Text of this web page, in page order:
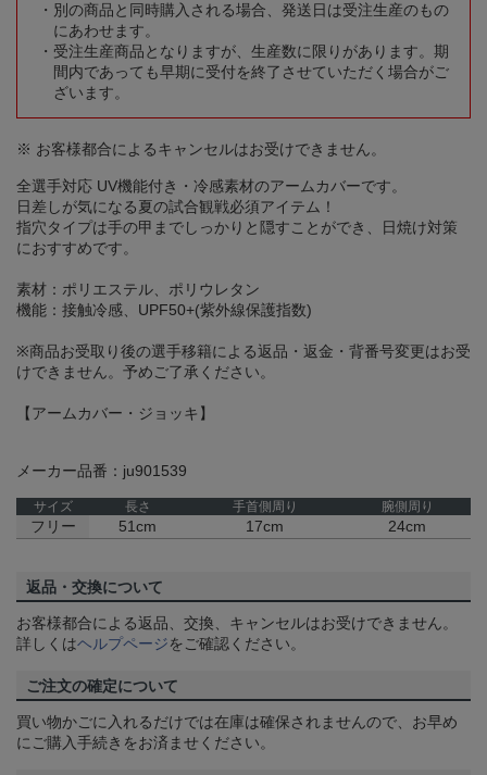
別の商品と同時購入される場合、発送日は受注生産のもの
にあわせます。
受注生産商品となりますが、生産数に限りがあります。期
間内であっても早期に受付を終了させていただく場合がご
ざいます。
※ お客様都合によるキャンセルはお受けできません。
全選手対応 UV機能付き・冷感素材のアームカバーです。
日差しが気になる夏の試合観戦必須アイテム！
指穴タイプは手の甲までしっかりと隠すことができ、日焼け対策
におすすめです。
素材：ポリエステル、ポリウレタン
機能：接触冷感、UPF50+(紫外線保護指数)
※商品お受取り後の選手移籍による返品・返金・背番号変更はお受
けできません。予めご了承ください。
【アームカバー・ジョッキ】
メーカー品番：ju901539
サイズ 長さ 手首側周り 腕側周り
フリー 51cm 17cm 24cm
返品・交換について
お客様都合による返品、交換、キャンセルはお受けできません。
詳しくはヘルプページをご確認ください。
ご注文の確定について
買い物かごに入れるだけでは在庫は確保されませんので、お早め
にご購入手続きをお済ませください。